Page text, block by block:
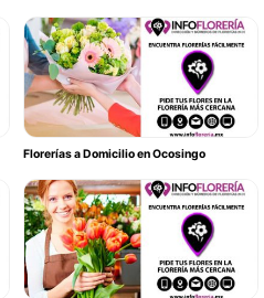
Florerías a Domicilio en Ocosingo